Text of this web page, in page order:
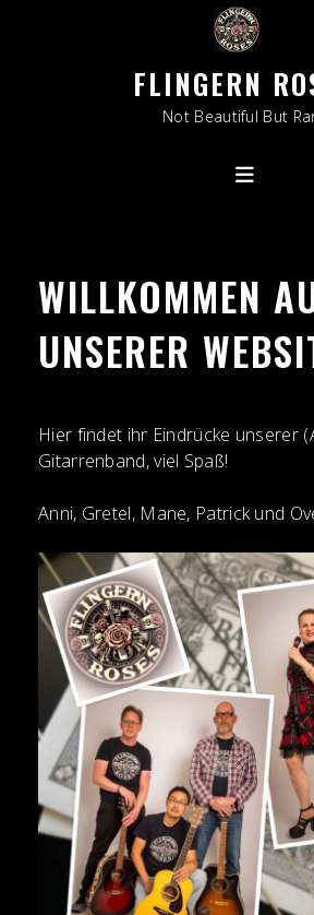
FLINGERN
Not Beautiful But
WILLKOMMEN
UNSERER
Hier findet ihr Eindrücke unserer
Gitarrenband, viel Spaß!
Anni, Gretel, Mane, Patrick und